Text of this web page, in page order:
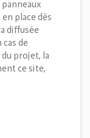
place dès
diffusée
de
projet, la
ce site,